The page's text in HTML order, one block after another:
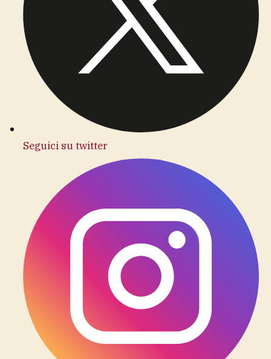
Seguici su twitter